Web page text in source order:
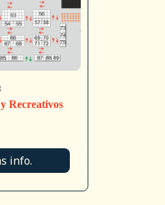
Recreativos
info.